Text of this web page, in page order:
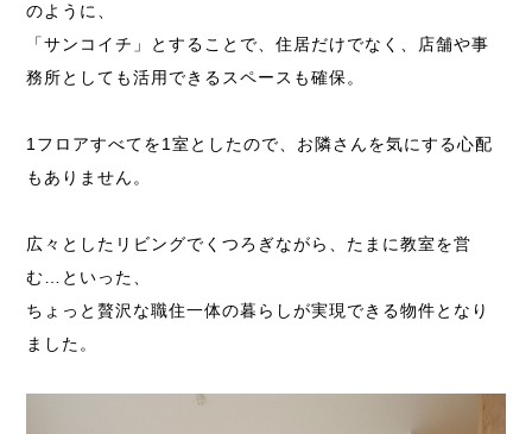
のように、
「サンコイチ」とすることで、住居だけでなく、店舗や事
務所としても活用できるスペースも確保。
1フロアすべてを1室としたので、お隣さんを気にする心配
もありません。
広々としたリビングでくつろぎながら、たまに教室を営
む…といった、
ちょっと贅沢な職住一体の暮らしが実現できる物件となり
ました。